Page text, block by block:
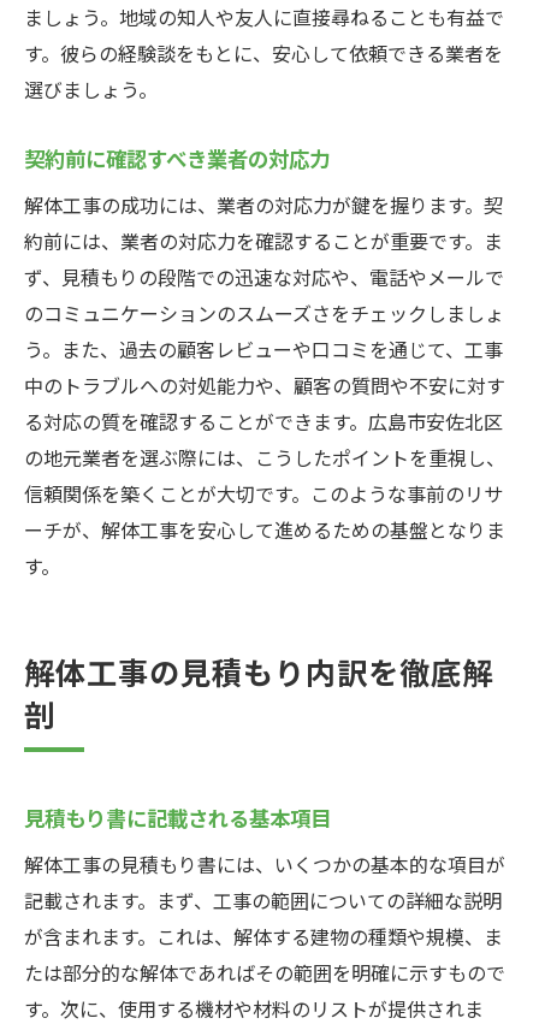
ましょう。地域の知人や友人に直接尋ねることも有益で
す。彼らの経験談をもとに、安心して依頼できる業者を
選びましょう。
契約前に確認すべき業者の対応力
解体工事の成功には、業者の対応力が鍵を握ります。契
約前には、業者の対応力を確認することが重要です。ま
ず、見積もりの段階での迅速な対応や、電話やメールで
のコミュニケーションのスムーズさをチェックしましょ
う。また、過去の顧客レビューや口コミを通じて、工事
中のトラブルへの対処能力や、顧客の質問や不安に対す
る対応の質を確認することができます。広島市安佐北区
の地元業者を選ぶ際には、こうしたポイントを重視し、
信頼関係を築くことが大切です。このような事前のリサ
ーチが、解体工事を安心して進めるための基盤となりま
す。
解体工事の見積もり内訳を徹底解
剖
見積もり書に記載される基本項目
解体工事の見積もり書には、いくつかの基本的な項目が
記載されます。まず、工事の範囲についての詳細な説明
が含まれます。これは、解体する建物の種類や規模、ま
たは部分的な解体であればその範囲を明確に示すもので
す。次に、使用する機材や材料のリストが提供されま